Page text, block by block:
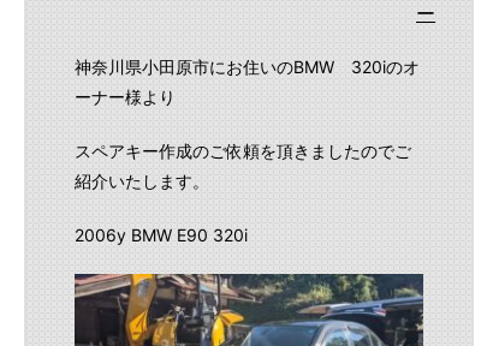
ー
神奈川県小田原市にお住いのBMW 320iのオ
ーナー様より
スペアキー作成のご依頼を頂きましたのでご
紹介いたします。
2006y BMW E90 320i